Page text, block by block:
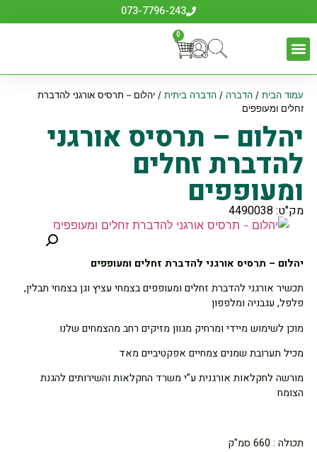
073-7796-243
0
עמוד הבית/ הדברה / הדברה ביתית/ יהלום – תרסיס אורגני להדברת
זחלים ומעופפים
יהלום – תרסיס אורגני
להדברת זחלים
ומעופפים
מק"ט: 4490038
יהלום – תרסיס אורגני להדברת זחלים ומעופפים
תכשיר אורגני להדברת זחלים ומעופפים בצמחי עציץ וגן בצמחי תבלין,
פלפל, עגבניה ומלפפון
מוכן לשימוש מיידי ומרחיק מגוון מזיקים רחב מהצמחים שלנו
מכיל תערובת שמנים צמחיים אפקטיביים מאד
מורשה לחקלאות אורגנית ע”י משרד החקלאות והשירותים להגנת
הצומח
תכולה : 660 סמ"ק